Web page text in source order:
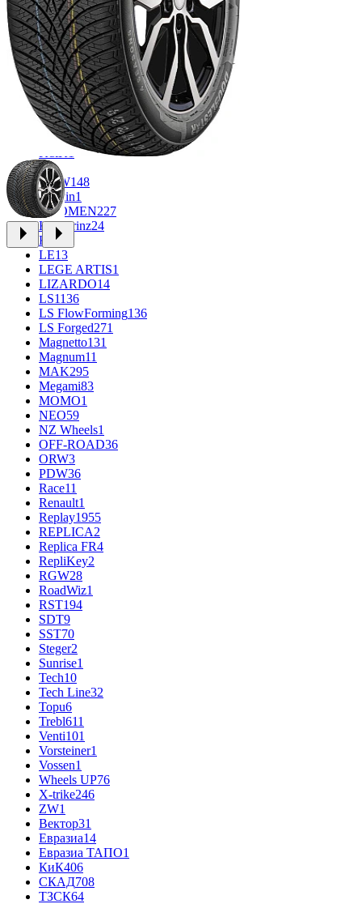
CROSS_STREET31
Eurodisk1
FF30
FR REPLICA1
GR34
Grizzly3
iFree915
iFree Original49
Ikon1
INFORGED1
K72
KDW148
Keskin1
KHOMEN227
Kronprinz24
KT23
LE13
LEGE ARTIS1
LIZARDO14
LS1136
LS FlowForming136
LS Forged271
Magnetto131
Magnum11
MAK295
Megami83
MOMO1
NEO59
NZ Wheels1
OFF-ROAD36
ORW3
PDW36
Race11
Renault1
Replay1955
REPLICA2
Replica FR4
RepliKey2
RGW28
RoadWiz1
RST194
SDT9
SST70
Steger2
Sunrise1
Tech10
Tech Line32
Topu6
Trebl611
Venti101
Vorsteiner1
Vossen1
Wheels UP76
X-trike246
ZW1
Вектор31
Евразиа14
Евразиа ТАПО1
КиК406
СКАД708
ТЗСК64